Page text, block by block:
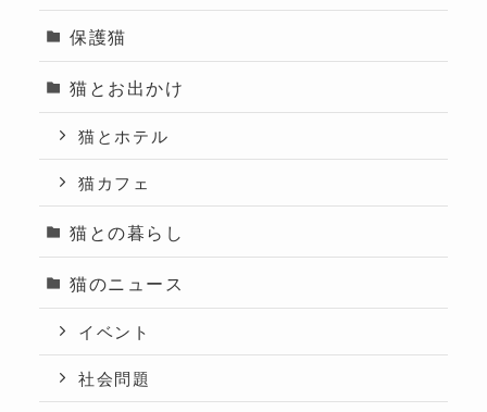
保護猫
猫とお出かけ
猫とホテル
猫カフェ
猫との暮らし
猫のニュース
イベント
社会問題